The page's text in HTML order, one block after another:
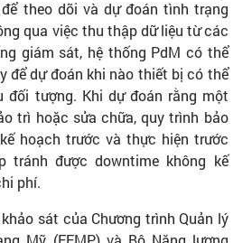
theo dõi và dự đoán tình trạng
qua việc thu thập dữ liệu từ các
giám sát, hệ thống PdM có thể
để dự đoán khi nào thiết bị có thể
đối tượng. Khi dự đoán rằng một
trì hoặc sửa chữa, quy trình bảo
hoạch trước và thực hiện trước
tránh được downtime không kế
phí.
sát của Chương trình Quản lý